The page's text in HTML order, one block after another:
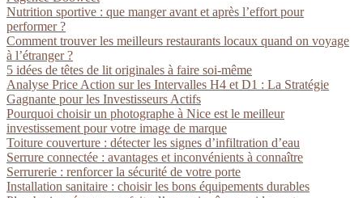
Nutrition sportive : que manger avant et après l’effort pour
performer ?
Comment trouver les meilleurs restaurants locaux quand on voyage
à l’étranger ?
5 idées de têtes de lit originales à faire soi-même
Analyse Price Action sur les Intervalles H4 et D1 : La Stratégie
Gagnante pour les Investisseurs Actifs
Pourquoi choisir un photographe à Nice est le meilleur
investissement pour votre image de marque
Toiture couverture : détecter les signes d’infiltration d’eau
Serrure connectée : avantages et inconvénients à connaître
Serrurerie : renforcer la sécurité de votre porte
Installation sanitaire : choisir les bons équipements durables